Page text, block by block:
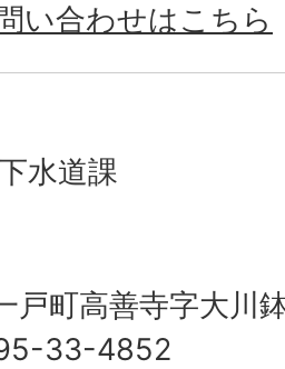
い合わせはこちら
水道課
戸町高善寺字大川
33-4852